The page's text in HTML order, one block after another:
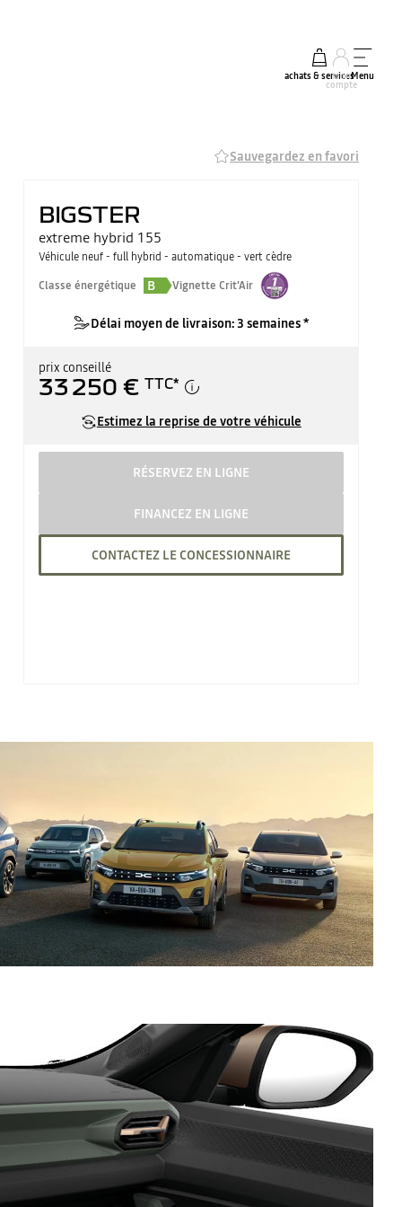
achats & services
mon
compte
Menu
Sauvegardez en favori
BIGSTER
extreme hybrid 155
Véhicule neuf - full hybrid - automatique - vert cèdre
Classe énergétique
B Vignette Crit'Air
Délai moyen de livraison: 3 semaines *
prix conseillé
33 250 € TTC*
Estimez la reprise de votre véhicule
RÉSERVEZ EN LIGNE
FINANCEZ EN LIGNE
CONTACTEZ LE CONCESSIONNAIRE